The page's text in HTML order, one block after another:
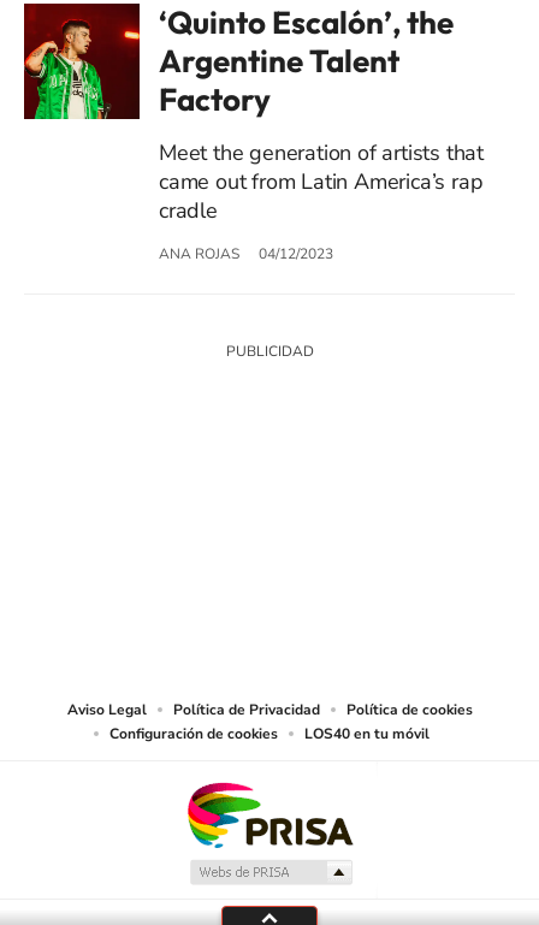
‘Quinto Escalón’, the
Argentine Talent
Factory
Meet the generation of artists that
came out from Latin America’s rap
cradle
ANA ROJAS 04/12/2023
Aviso Legal Política de Privacidad
Política de cookies
Configuración de cookies
LOS40 en tu móvil